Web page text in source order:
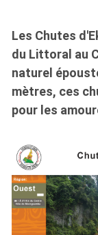
Les Chutes
du Littoral au
naturel
mètres, ces
pour les